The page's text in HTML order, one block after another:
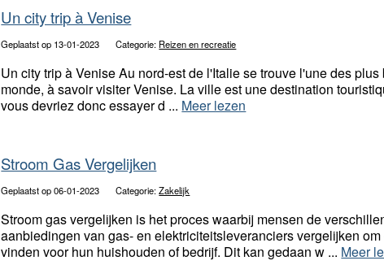
Un city trip à Venise
Geplaatst op 13-01-2023 Categorie: Reizen en recreatie
Un city trip à Venise Au nord-est de l'Italie se trouve l'une des
monde, à savoir visiter Venise. La ville est une destination
vous devriez donc essayer d ... Meer lezen
Stroom Gas Vergelijken
Geplaatst op 06-01-2023 Categorie:Zakelijk
Stroom gas vergelijken is het proces waarbij mensen de
aanbiedingen van gas- en elektriciteitsleveranciers vergelijken
vinden voor hun huishouden of bedrijf. Dit kan gedaan w ... Meer